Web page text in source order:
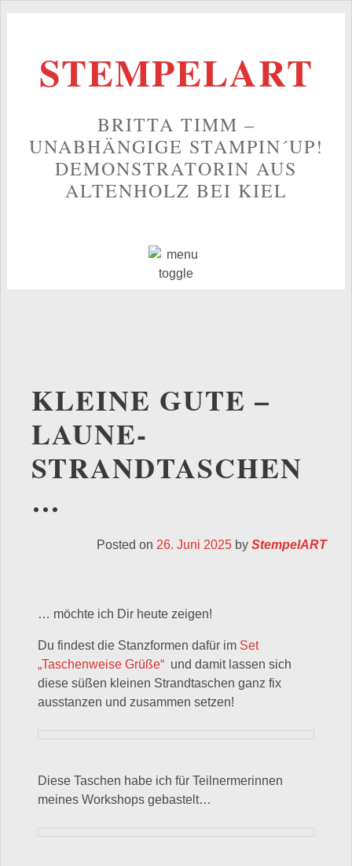
STEMPELART
BRITTA TIMM –
UNABHÄNGIGE STAMPIN´UP!
DEMONSTRATORIN AUS
ALTENHOLZ BEI KIEL
KLEINE GUTE –
LAUNE-
STRANDTASCHEN
…
Posted on 26. Juni 2025 by StempelART
… möchte ich Dir heute zeigen!
Du findest die Stanzformen dafür im Set
„Taschenweise Grüße“ und damit lassen sich
diese süßen kleinen Strandtaschen ganz fix
ausstanzen und zusammen setzen!
Diese Taschen habe ich für Teilnermerinnen
meines Workshops gebastelt…